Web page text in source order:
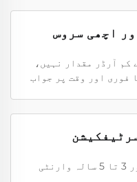
اچھی سروس
کم آرڈر مقدار نہیں،
فوری اور وقت پر جواب